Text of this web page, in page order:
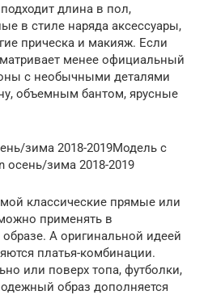
длина в пол,
в стиле наряда аксессуары,
прическа и макияж. Если
менее официальный
с необычными деталями
объемным бантом, ярусные
зима 2018-2019Модель с
осень/зима 2018-2019
классические прямые или
применять в
А оригинальной идеей
платья-комбинации.
или поверх топа, футболки,
образ дополняется